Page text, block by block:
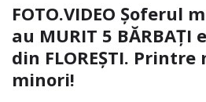
FOTO.VIDEO Șoferul
au MURIT 5
din FLOREȘTI.
minori!